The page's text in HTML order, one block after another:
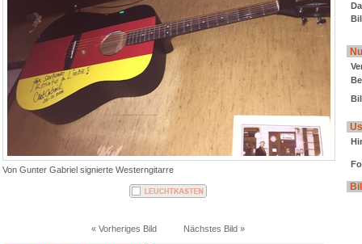
Von Gunter Gabriel signierte Westerngitarre
« Vorheriges Bild Nächstes Bild »